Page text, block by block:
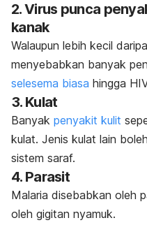
2. Virus punca
kanak
Walaupun lebih kecil
menyebabkan banyak
selesema biasa hingga
3. Kulat
Banyak penyakit kulit
kulat. Jenis kulat lain
sistem saraf.
4. Parasit
Malaria disebabkan oleh
oleh gigitan nyamuk.